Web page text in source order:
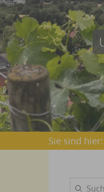
Sie sind hier: